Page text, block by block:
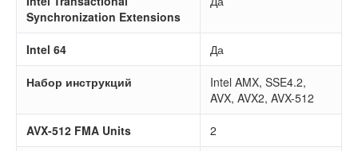
Synchronization Extensions
Intel 64 Да
Набор инструкций
Intel AMX, SSE4.2,
AVX, AVX2, AVX-512
AVX-512 FMA Units 2